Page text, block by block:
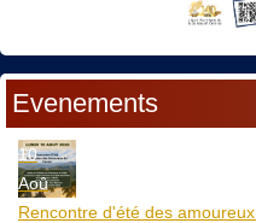
Evenements
10
Aoû
Rencontre d'été des